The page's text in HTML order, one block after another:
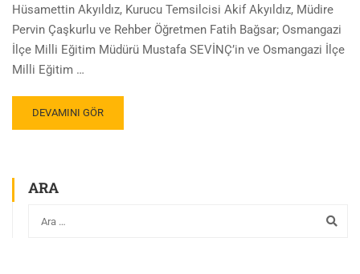
Hüsamettin Akyıldız, Kurucu Temsilcisi Akif Akyıldız, Müdire
Pervin Çaşkurlu ve Rehber Öğretmen Fatih Bağsar; Osmangazi
İlçe Milli Eğitim Müdürü Mustafa SEVİNÇ’in ve Osmangazi İlçe
Milli Eğitim …
DEVAMINI GÖR
ARA